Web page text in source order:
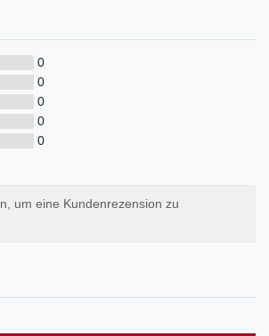
0
0
0
0
0
um eine Kundenrezension zu